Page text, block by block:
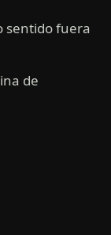
sentido fuera
de